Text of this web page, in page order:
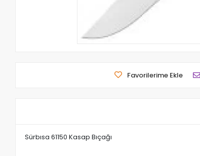
Favorilerime Ekle
Sürbısa 61150 Kasap Bıçağı